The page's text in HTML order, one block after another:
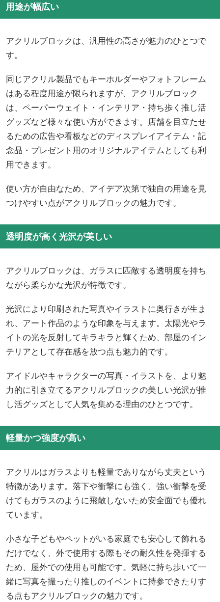
用途が幅広い
アクリルブロックは、汎用性の高さが魅力のひとつで
す。
同じアクリル製品でもキーホルダーやフォトフレーム
はある程度用途が限られますが、アクリルブロック
は、ペーパーウェイト・インテリア・持ち歩く推し活
グッズなど様々な使い方ができます。店舗を目立たせ
るための広告や看板などのディスプレイアイテム・記
念品・プレゼント用のオリジナルアイテムとしても利
用できます。
使い方が自由なため、アイデア次第で独自の用途を見
つけやすい点がアクリルブロックの魅力です。
透明度が高く光沢が美しい
アクリルブロックは、ガラスに匹敵する透明度を持ち
ながら柔らかな光沢が特徴です。
光沢により印刷された写真やイラストに奥行きが生ま
れ、アート作品のような印象を与えます。太陽光やラ
イトの光を反射してキラキラと輝くため、部屋のイン
テリアとして存在感を放つ点も魅力的です。
アイドルやキャラクターの写真・イラストを、より魅
力的に引き立てるアクリルブロックの美しい光沢が推
し活グッズとして人気を集める理由のひとつです。
軽量かつ強度が高い
アクリルはガラスよりも軽量でありながら丈夫という
特徴があります。落下や衝撃にも強く、強い衝撃を受
けてもガラスのように飛散しないため安全面でも優れ
ています。
小さな子どもやペットがいる家庭でも安心して飾れる
だけでなく、外で使用する際もその耐久性を発揮する
ため、屋外での使用も可能です。気軽に持ち歩いて一
緒に写真を撮ったり推しのイベントに持参できたりす
る点もアクリルブロックの魅力です。